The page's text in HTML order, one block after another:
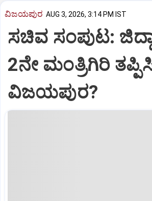
ವಿಜಯಪುರ AUG 3, 2026, 3:14 PM IST
ಸಚಿವ ಸಂಪುಟ:
2ನೇ ಮಂತ್ರಿಗಿರಿ
ವಿಜಯಪುರ?